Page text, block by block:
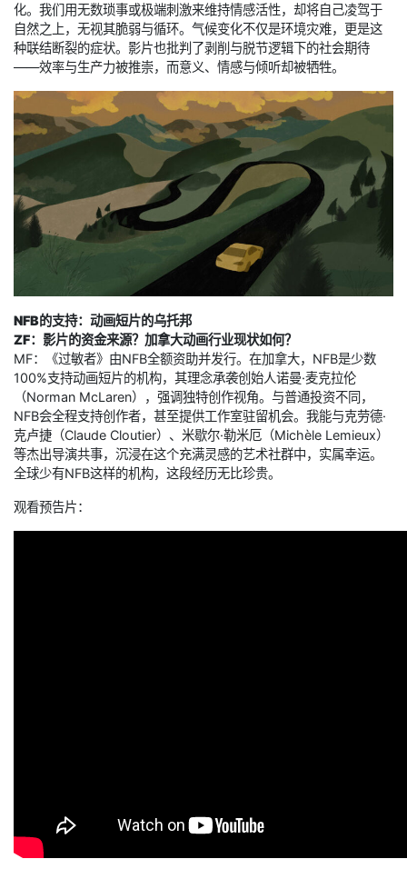
化。我们用无数琐事或极端刺激来维持情感活性，却将自己凌驾于
自然之上，无视其脆弱与循环。气候变化不仅是环境灾难，更是这
种联结断裂的症状。影片也批判了剥削与脱节逻辑下的社会期待
——效率与生产力被推崇，而意义、情感与倾听却被牺牲。
NFB的支持：动画短片的乌托邦
ZF：影片的资金来源？加拿大动画行业现状如何？
MF：《过敏者》由NFB全额资助并发行。在加拿大，NFB是少数
100%支持动画短片的机构，其理念承袭创始人诺曼·麦克拉伦
（Norman McLaren），强调独特创作视角。与普通投资不同，
NFB会全程支持创作者，甚至提供工作室驻留机会。我能与克劳德·
克卢捷（Claude Cloutier）、米歇尔·勒米厄（Michèle Lemieux）
等杰出导演共事，沉浸在这个充满灵感的艺术社群中，实属幸运。
全球少有NFB这样的机构，这段经历无比珍贵。
观看预告片：